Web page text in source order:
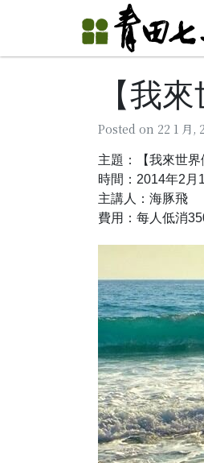
【我
Posted on 22 1 月,
主題：【我來世
時間：2014年2月
主講人：海豚飛
費用：每人低消